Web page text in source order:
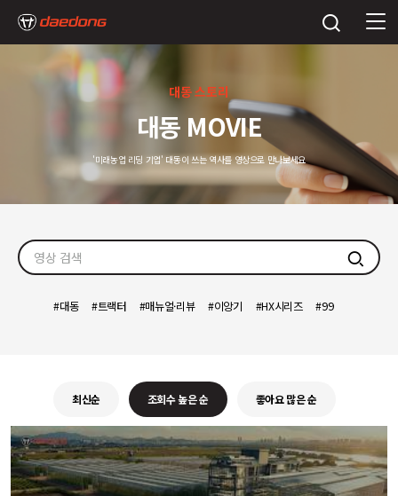
대동 스토리
대동 MOVIE
'미래농업 리딩 기업' 대동이 쓰는 역사를 영상으로 만나보세요
검색
대동 트랙터 매뉴얼·리뷰 이앙기 HX시리즈 99
최신순 조회수 높은 순 좋아요 많은 순